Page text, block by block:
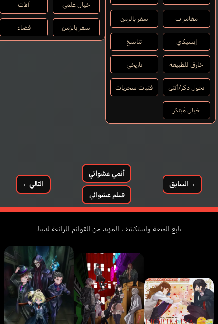
مغامرات سفر بالزمن
إيسيكاي تناسخ
خارق للطبيعة تاريخي
تحول ذكر/أنثى فتيات سحريات
خيال مُبتكر
خيال علمي آلات
سفر بالزمن فضاء
→السابق
أنمي عشوائي
فيلم عشوائي
التالي←
تابع المتعة واستكشف المزيد من القوائم الرائعة لدينا.